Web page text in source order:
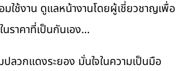
ใช้งาน ดูแลหน้างานโดยผู้เชี่ยวชาญเพื่อ
ราคาที่เป็นกันเอง…
ลวกแดงระยอง มั่นใจในความเป็นมือ